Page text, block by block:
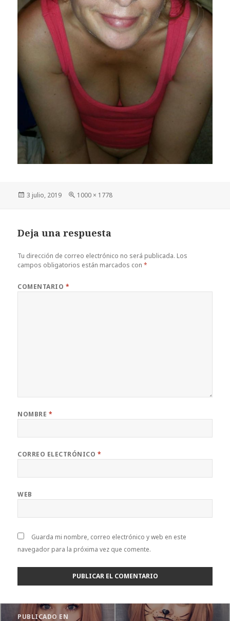
Publicado
3 julio, 2019
Tamaño
1000 × 1778
Deja una respuesta
Tu dirección de correo electrónico no será publicada. Los
campos obligatorios están marcados con*
COMENTARIO *
NOMBRE *
CORREO ELECTRÓNICO *
WEB
Guarda mi nombre, correo electrónico y web en este
navegador para la próxima vez que comente.
Navegación
PUBLICADO EN